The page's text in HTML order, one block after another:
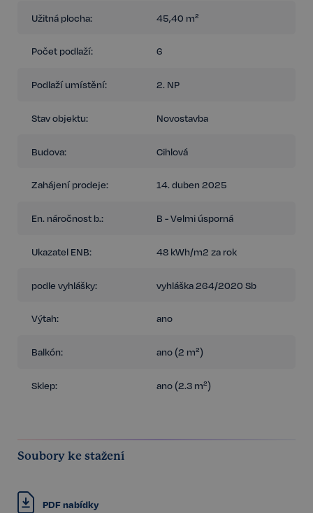
Užitná plocha: 45,40 m²
Počet podlaží: 6
Podlaží umístění: 2. NP
Stav objektu: Novostavba
Budova: Cihlová
Zahájení prodeje: 14. duben 2025
En. náročnost b.: B - Velmi úsporná
Ukazatel ENB: 48 kWh/m2 za rok
podle vyhlášky: vyhláška 264/2020 Sb
Výtah: ano
Balkón: ano (2 m²)
Sklep: ano (2.3 m²)
Soubory ke stažení
PDF nabídky